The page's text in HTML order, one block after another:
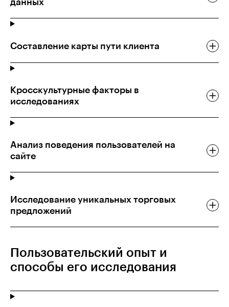
данных
Составление карты пути клиента
Кросскультурные факторы в
исследованиях
Анализ поведения пользователей на
сайте
Исследование уникальных торговых
предложений
Пользовательский опыт и
способы его исследования